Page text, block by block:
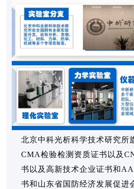
北京中科光析科学技术研究所
CMA检验检测资质证书以及
书以及高新技术企业证书和
书和山东省国防经济发展促进